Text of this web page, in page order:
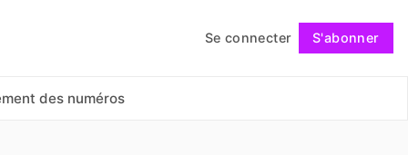
Se connecter S'abonner
des numéros
Suivre